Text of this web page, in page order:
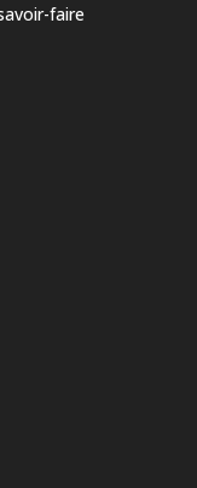
faire